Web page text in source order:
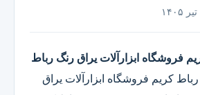
فروشگاه ابزارآلات یراق رنگ رباط
کریم فروشگاه ابزارآلات یراق